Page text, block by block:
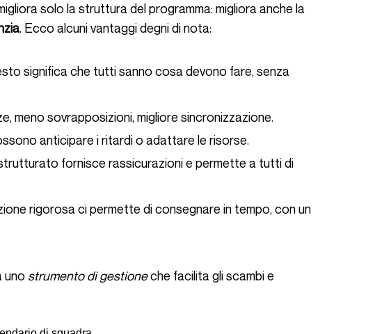
. Ecco alcuni vantaggi degni di nota:
significa che tutti sanno cosa devono fare, senza
meno sovrapposizioni, migliore sincronizzazione.
anticipare i ritardi o adattare le risorse.
fornisce rassicurazioni e permette a tutti di
rigorosa ci permette di consegnare in tempo, con un
uno strumento di gestioneche facilita gli scambi e